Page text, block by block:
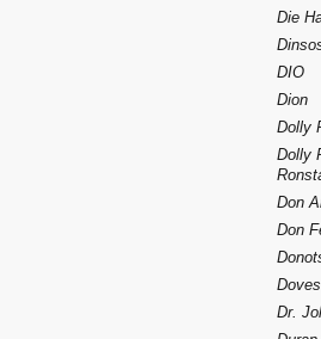
Die
DIO
Dion
Dolly
Dolly
Don
Don
Doves
Dr.